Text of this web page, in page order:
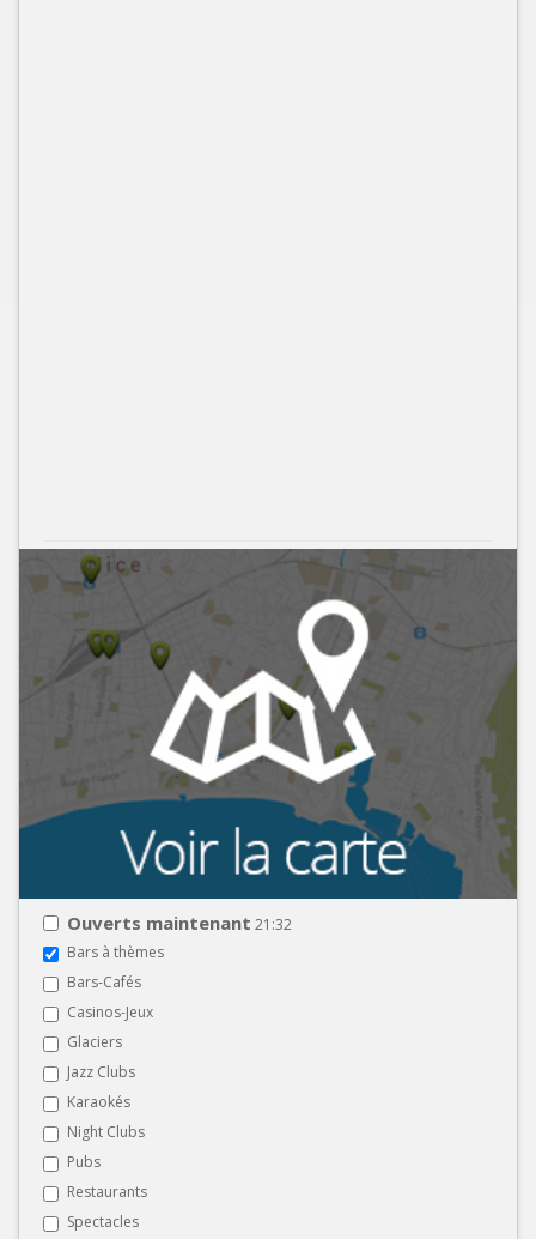
Ouverts maintenant 21:32
Bars à thèmes
Bars-Cafés
Casinos-Jeux
Glaciers
Jazz Clubs
Karaokés
Night Clubs
Pubs
Restaurants
Spectacles